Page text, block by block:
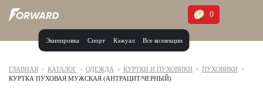
Экипировка Спорт Кэжуал Все коллекции
0
Москва и МО
ГЛАВНАЯ > КАТАЛОГ > ОДЕЖДА > КУРТКИ И ПУХОВИКИ > ПУХОВИКИ >
КУРТКА ПУХОВАЯ МУЖСКАЯ (АНТРАЦИТ/ЧЕРНЫЙ)